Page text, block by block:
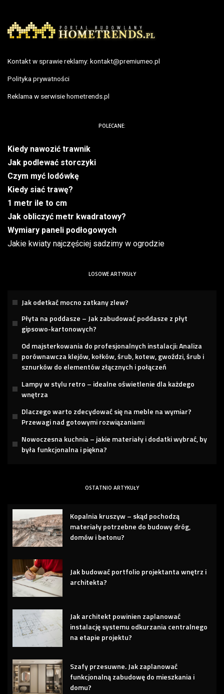
Kontakt w sprawie reklamy: kontakt@premiumeo.pl
Polityka prywatności
Reklama w serwisie hometrends.pl
POLECANE:
Kiedy nawozić trawnik
Jak podlewać storczyki
Czym myć lodówkę
Kiedy siać trawę?
1 metr ile to cm
Jak obliczyć metr kwadratowy?
Wymiary paneli podłogowych
Jakie kwiaty najczęściej sadzimy w ogrodzie
LOSOWE ARTYKUŁY
Jak odetkać mocno zatkany zlew?
Płyta na poddasze – Jak zabudować poddasze z płyt
gipsowo-kartonowych?
Od majsterkowania do profesjonalnych instalacji: Analiza
porównawcza klejów, kołków, śrub, kotew, gwoździ, śrub i
sznurków do elementów złącznych i połączeń
Lampy w stylu retro – idealne oświetlenie dla każdego
wnętrza
Dlaczego warto zdecydować się na meble na wymiar?
Przewagi nad gotowymi rozwiązaniami
Nowoczesna kuchnia – jakie materiały i dodatki wybrać, by
była funkcjonalna i piękna?
OSTATNIO ARTYKUŁY
Kopalnia kruszyw – skąd pochodzą
materiały potrzebne do budowy dróg,
domów i betonu?
Jak budować portfolio projektanta wnętrz i
architekta?
Jak architekt powinien zaplanować
instalację systemu odkurzania centralnego
na etapie projektu?
Szafy przesuwne. Jak zaplanować
funkcjonalną zabudowę do mieszkania i
domu?